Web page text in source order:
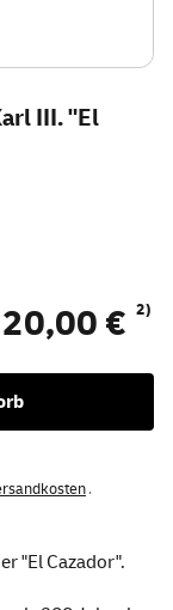
III. "El
€ 2)
.
"El Cazador".